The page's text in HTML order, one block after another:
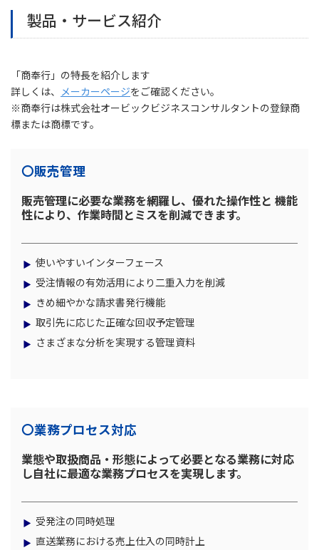
製品・サービス紹介
「商奉行」の特長を紹介します
詳しくは、 メーカーページをご確認ください。
※商奉行は株式会社オービックビジネスコンサルタントの登録商
標または商標です。
〇販売管理
販売管理に必要な業務を網羅し、優れた操作性と 機能
性により、作業時間とミスを削減できます。
使いやすいインターフェース
受注情報の有効活用により二重入力を削減
きめ細やかな請求書発行機能
取引先に応じた正確な回収予定管理
さまざまな分析を実現する管理資料
〇業務プロセス対応
業態や取扱商品・形態によって必要となる業務に対応
し自社に最適な業務プロセスを実現します。
受発注の同時処理
直送業務における売上仕入の同時計上